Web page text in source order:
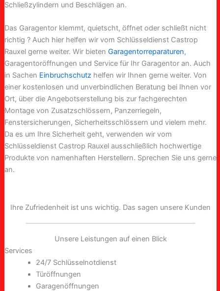
Schließzylindern und Beschlägen an.
Das Garagentor klemmt, quietscht, öffnet oder schließt nicht
richtig ? Auch hier helfen wir vom Schlüsseldienst Castrop
Rauxel gerne weiter. Wir bieten Garagentorreparaturen,
Garagentoröffnungen und Service für Ihr Garagentor an. Auch
in Sachen Einbruchschutzhelfen wir Ihnen gerne weiter. Von
einer kostenlosen und unverbindlichen Beratung bei Ihnen vor
Ort, über die Angebotserstellung bis zur fachgerechten
Montage von Zusatzschlössern, Panzerriegeln,
Fenstersicherungen, Sicherheitsschlössern und vielem mehr.
Da es um Ihre Sicherheit geht, verwenden wir vom
Schlüsseldienst Castrop Rauxel ausschließlich hochwertige
Produkte von namenhaften Herstellern. Sprechen Sie uns gerne
an.
Ihre Zufriedenheit ist uns wichtig. Das sagen unsere Kunden
Unsere Leistungen auf einen Blick
Services
24/7 Schlüsselnotdienst
Türöffnungen
Garagenöffnungen